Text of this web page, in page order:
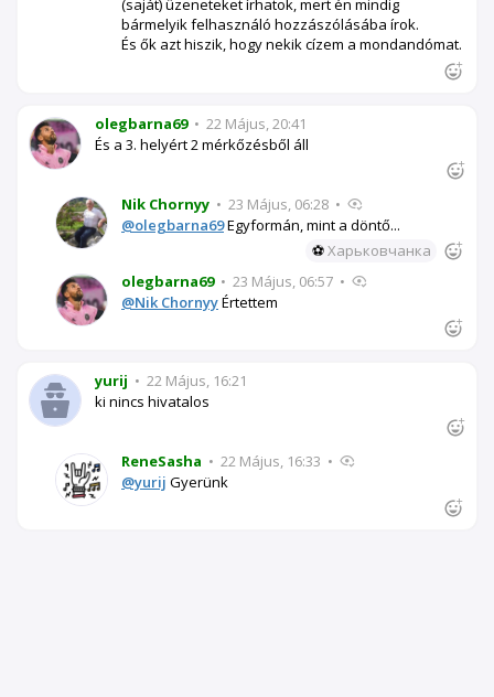
(saját) üzeneteket írhatok, mert én mindig
bármelyik felhasználó hozzászólásába írok.
És ők azt hiszik, hogy nekik cízem a mondandómat.
olegbarna69 • 22 Május, 20:41
És a 3. helyért 2 mérkőzésből áll
Nik Chornyy • 23 Május, 06:28 •
@olegbarna69Egyformán, mint a döntő...
⚽Харьковчанка
olegbarna69 • 23 Május, 06:57 •
@Nik ChornyyÉrtettem
yurij • 22 Május, 16:21
ki nincs hivatalos
ReneSasha • 22 Május, 16:33 •
@yurij Gyerünk